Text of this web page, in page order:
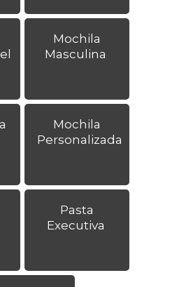
Mochila
Masculina
Mochila
Personalizada
Pasta
Executiva